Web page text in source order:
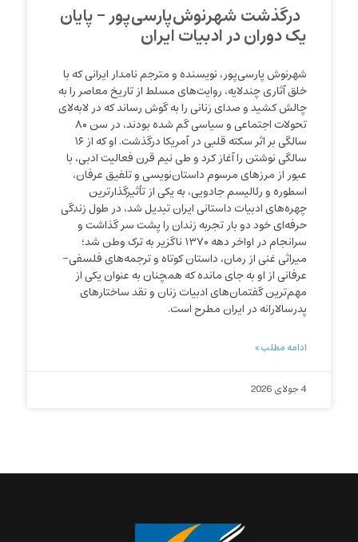
درگذشت شهرنوش‌پارسی‌پور – پایان
یک دوران در ادبیات ایران
شهرنوش پارسی‌پور، نویسنده و مترجم نامدار ایرانی که با
خلق آثاری چندلایه، روایت‌های مسلط از تاریخ معاصر را به
چالش کشید و صدای زنانی را به گوش رساند که در لابه‌لای
تحولات اجتماعی و سیاسی گم شده بودند، در سن ۸۰
سالگی بر اثر سکته قلبی در آمریکا درگذشت. او که از ۱۶
سالگی نوشتن را آغاز کرد و طی نیم قرن فعالیت ادبی، با
عبور از مرزهای مرسوم داستان‌نویسی و تلفیق عرفان،
اسطوره و رئالیسم جادویی، به یکی از تأثیرگذارترین
چهره‌های ادبیات داستانی ایران تبدیل شد، در طول زندگی
حرفه‌ای خود دو بار تجربه زندان را پشت سر گذاشت و
سرانجام در اواخر دهه ۱۳۷۰ ناگزیر به ترک وطن شد؛
میراثی غنی از رمان، داستان کوتاه و ترجمه‌های فلسفی-
عرفانی از او به جای مانده که همچنان به عنوان یکی از
مهم‌ترین گفتمان‌های ادبیات زنان و نقد ساختارهای
پدرسالارانه در ایران مطرح است.
ادامه مطلب »
4 جولای 2026